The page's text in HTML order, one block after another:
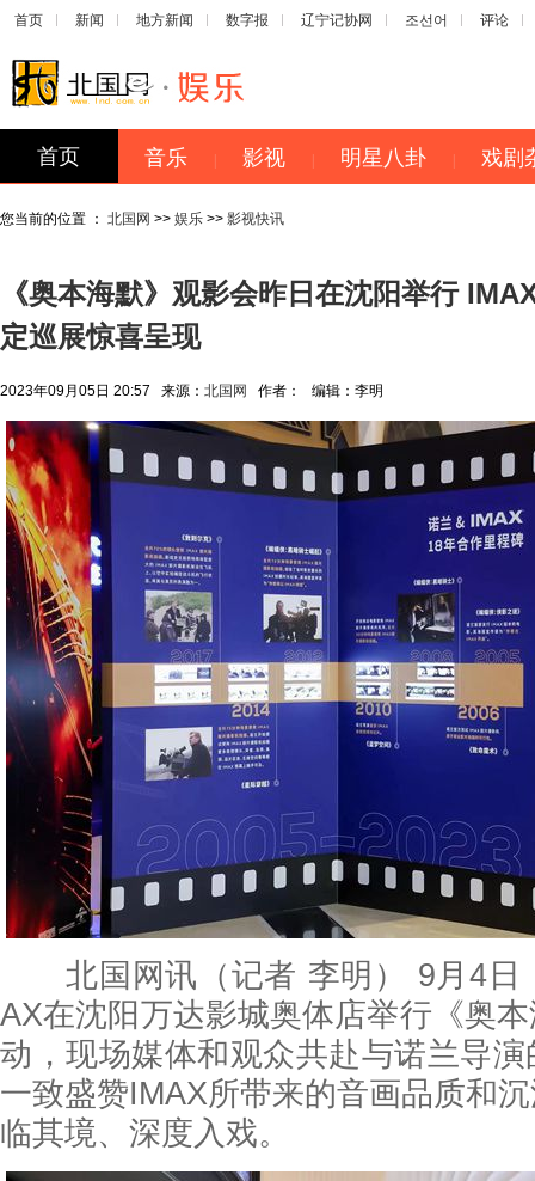
首页 新闻 地方新闻 数字报 辽宁记协网 조선어 评论
首页 音乐 影视 明星八卦 戏剧
您当前的位置 ： 北国网 >> 娱乐 >> 影视快讯
《奥本海默》观影会昨日在沈阳举行
定巡展惊喜呈现
2023年09月05日 20:57 来源： 北国网 作者： 编辑： 李明
北国网讯（记者 李明） 9月4日
AX在沈阳万达影城奥体店举行《奥
动，现场媒体和观众共赴与诺兰导
一致盛赞IMAX所带来的音画品质和
临其境、深度入戏。